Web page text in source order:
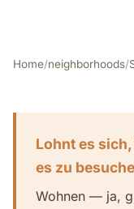
Home/neighborhoods/
Lohnt es
es zu
Wohnen — ja,